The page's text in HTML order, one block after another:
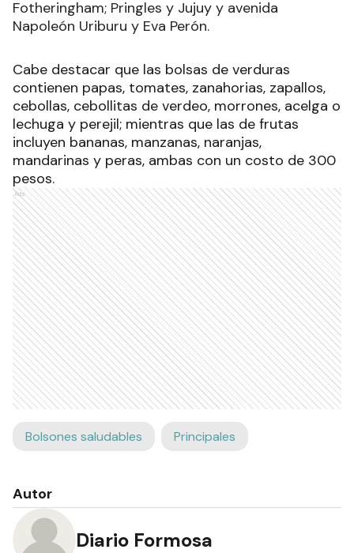
Fotheringham; Pringles y Jujuy y avenida
Napoleón Uriburu y Eva Perón.
Cabe destacar que las bolsas de verduras
contienen papas, tomates, zanahorias, zapallos,
cebollas, cebollitas de verdeo, morrones, acelga o
lechuga y perejil; mientras que las de frutas
incluyen bananas, manzanas, naranjas,
mandarinas y peras, ambas con un costo de 300
pesos.
Ads
Bolsones saludables Principales
Autor
Diario Formosa